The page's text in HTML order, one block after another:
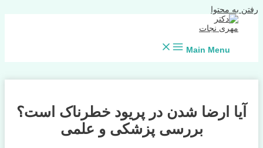
رفتن به محتوا
Main Menu
آیا ارضا شدن در پریود خطرناک است؟
بررسی پزشکی و علمی